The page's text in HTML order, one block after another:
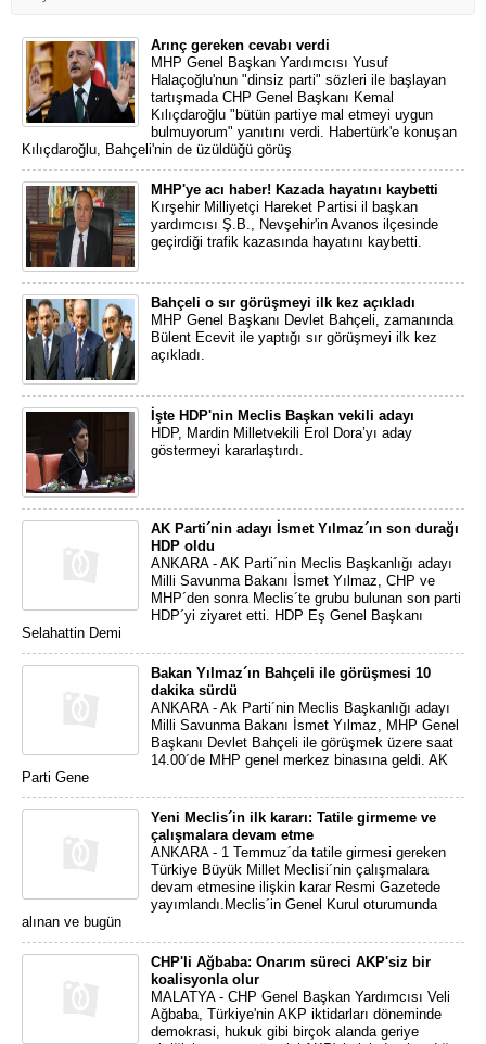
Arınç gereken cevabı verdi
MHP Genel Başkan Yardımcısı Yusuf
Halaçoğlu'nun "dinsiz parti" sözleri ile başlayan
tartışmada CHP Genel Başkanı Kemal
Kılıçdaroğlu "bütün partiye mal etmeyi uygun
bulmuyorum" yanıtını verdi. Habertürk'e konuşan
Kılıçdaroğlu, Bahçeli'nin de üzüldüğü görüş
MHP'ye acı haber! Kazada hayatını kaybetti
Kırşehir Milliyetçi Hareket Partisi il başkan
yardımcısı Ş.B., Nevşehir'in Avanos ilçesinde
geçirdiği trafik kazasında hayatını kaybetti.
Bahçeli o sır görüşmeyi ilk kez açıkladı
MHP Genel Başkanı Devlet Bahçeli, zamanında
Bülent Ecevit ile yaptığı sır görüşmeyi ilk kez
açıkladı.
İşte HDP'nin Meclis Başkan vekili adayı
HDP, Mardin Milletvekili Erol Dora’yı aday
göstermeyi kararlaştırdı.
AK Parti´nin adayı İsmet Yılmaz´ın son durağı
HDP oldu
ANKARA - AK Parti´nin Meclis Başkanlığı adayı
Milli Savunma Bakanı İsmet Yılmaz, CHP ve
MHP´den sonra Meclis´te grubu bulunan son parti
HDP´yi ziyaret etti. HDP Eş Genel Başkanı
Selahattin Demi
Bakan Yılmaz´ın Bahçeli ile görüşmesi 10
dakika sürdü
ANKARA - Ak Parti´nin Meclis Başkanlığı adayı
Milli Savunma Bakanı İsmet Yılmaz, MHP Genel
Başkanı Devlet Bahçeli ile görüşmek üzere saat
14.00´de MHP genel merkez binasına geldi. AK
Parti Gene
Yeni Meclis´in ilk kararı: Tatile girmeme ve
çalışmalara devam etme
ANKARA - 1 Temmuz´da tatile girmesi gereken
Türkiye Büyük Millet Meclisi´nin çalışmalara
devam etmesine ilişkin karar Resmi Gazetede
yayımlandı.Meclis´in Genel Kurul oturumunda
alınan ve bugün
CHP'li Ağbaba: Onarım süreci AKP'siz bir
koalisyonla olur
MALATYA - CHP Genel Başkan Yardımcısı Veli
Ağbaba, Türkiye'nin AKP iktidarları döneminde
demokrasi, hukuk gibi birçok alanda geriye